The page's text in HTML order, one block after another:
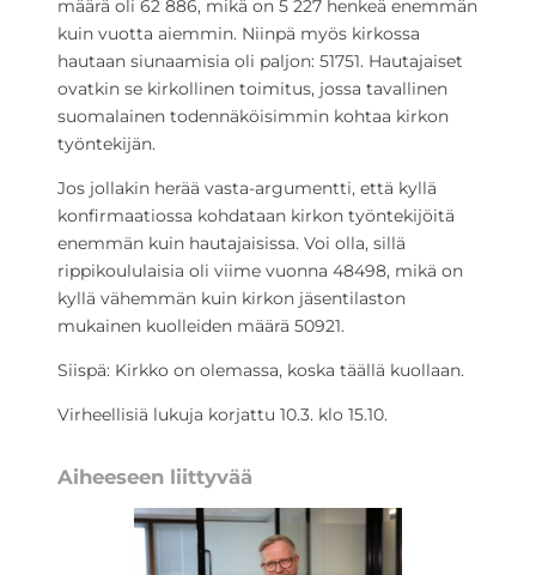
määrä oli 62 886, mikä on 5 227 henkeä enemmän
kuin vuotta aiemmin. Niinpä myös kirkossa
hautaan siunaamisia oli paljon: 51751. Hautajaiset
ovatkin se kirkollinen toimitus, jossa tavallinen
suomalainen todennäköisimmin kohtaa kirkon
työntekijän.
Jos jollakin herää vasta-argumentti, että kyllä
konfirmaatiossa kohdataan kirkon työntekijöitä
enemmän kuin hautajaisissa. Voi olla, sillä
rippikoululaisia oli viime vuonna 48498, mikä on
kyllä vähemmän kuin kirkon jäsentilaston
mukainen kuolleiden määrä 50921.
Siispä: Kirkko on olemassa, koska täällä kuollaan.
Virheellisiä lukuja korjattu 10.3. klo 15.10.
Aiheeseen liittyvää